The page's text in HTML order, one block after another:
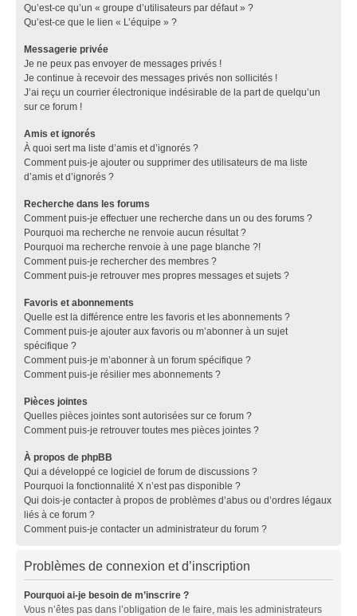
Qu’est-ce qu’un « groupe d’utilisateurs par défaut » ?
Qu’est-ce que le lien « L’équipe » ?
Messagerie privée
Je ne peux pas envoyer de messages privés !
Je continue à recevoir des messages privés non sollicités !
J’ai reçu un courrier électronique indésirable de la part de quelqu’un
sur ce forum !
Amis et ignorés
À quoi sert ma liste d’amis et d’ignorés ?
Comment puis-je ajouter ou supprimer des utilisateurs de ma liste
d’amis et d’ignorés ?
Recherche dans les forums
Comment puis-je effectuer une recherche dans un ou des forums ?
Pourquoi ma recherche ne renvoie aucun résultat ?
Pourquoi ma recherche renvoie à une page blanche ?!
Comment puis-je rechercher des membres ?
Comment puis-je retrouver mes propres messages et sujets ?
Favoris et abonnements
Quelle est la différence entre les favoris et les abonnements ?
Comment puis-je ajouter aux favoris ou m’abonner à un sujet
spécifique ?
Comment puis-je m’abonner à un forum spécifique ?
Comment puis-je résilier mes abonnements ?
Pièces jointes
Quelles pièces jointes sont autorisées sur ce forum ?
Comment puis-je retrouver toutes mes pièces jointes ?
À propos de phpBB
Qui a développé ce logiciel de forum de discussions ?
Pourquoi la fonctionnalité X n’est pas disponible ?
Qui dois-je contacter à propos de problèmes d’abus ou d’ordres légaux
liés à ce forum ?
Comment puis-je contacter un administrateur du forum ?
Problèmes de connexion et d’inscription
Pourquoi ai-je besoin de m’inscrire ?
Vous n’êtes pas dans l’obligation de le faire, mais les administrateurs